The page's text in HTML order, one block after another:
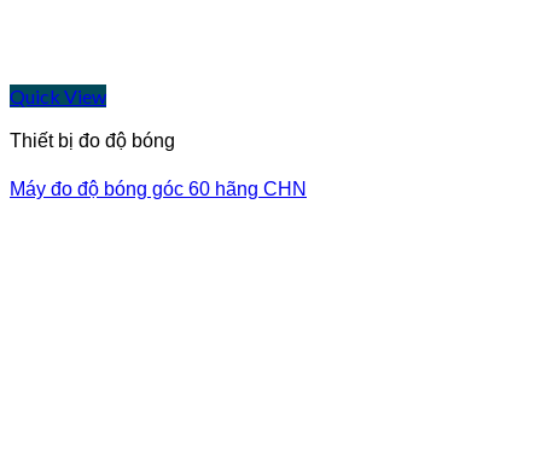
Quick View
Thiết bị đo độ bóng
Máy đo độ bóng góc 60 hãng CHN